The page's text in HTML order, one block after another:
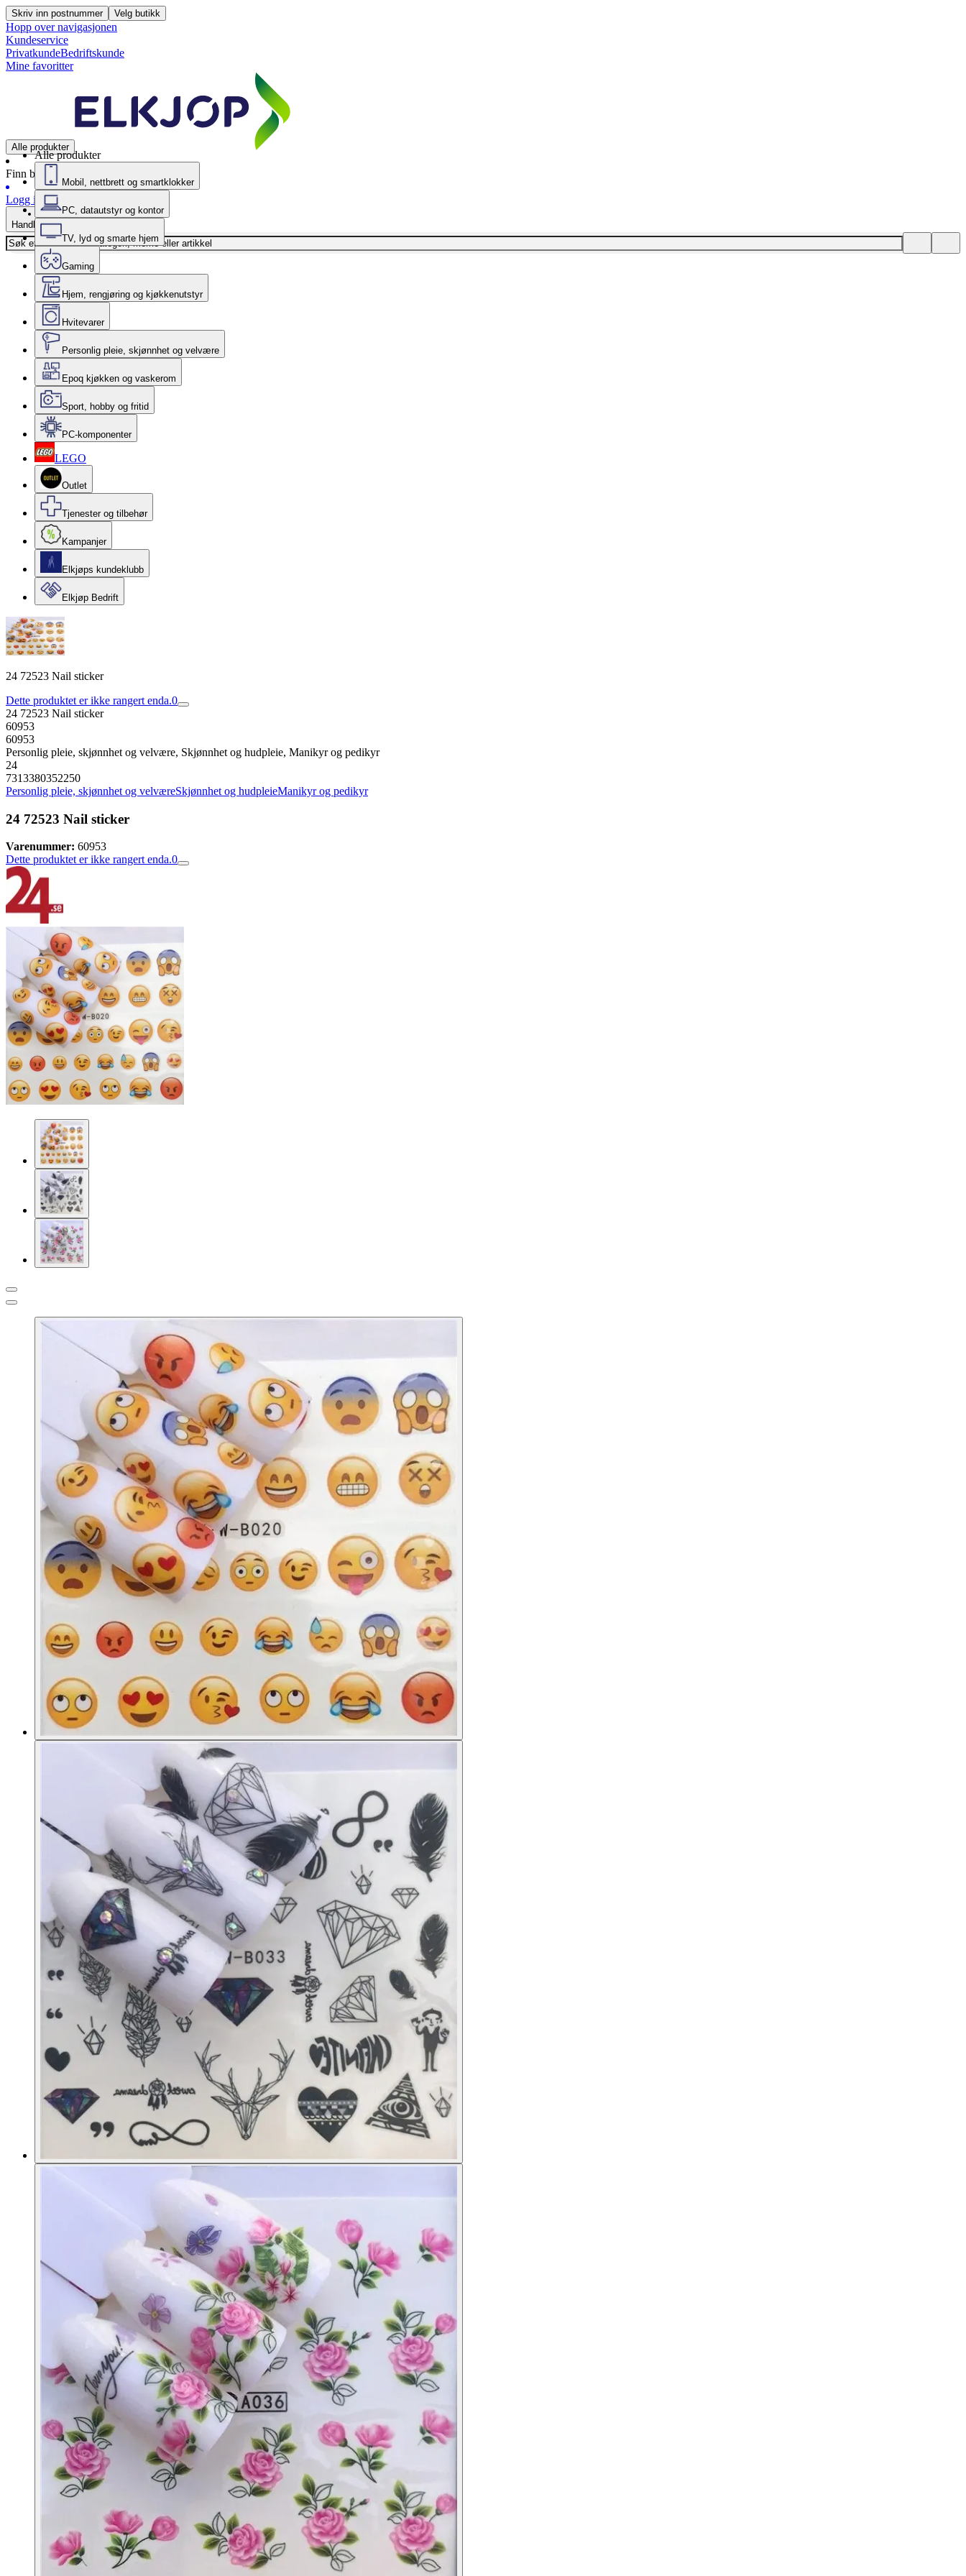
Skriv inn postnummer Velg butikk
Hopp over navigasjonen
Kundeservice
PrivatkundeBedriftskunde
Mine favoritter
Alle produkter
Finn butikk
Logg inn
Handlekurv
Alle produkter
Mobil, nettbrett og smartklokker
PC, datautstyr og kontor
TV, lyd og smarte hjem
Gaming
Hjem, rengjøring og kjøkkenutstyr
Hvitevarer
Personlig pleie, skjønnhet og velvære
Epoq kjøkken og vaskerom
Sport, hobby og fritid
PC-komponenter
LEGO
Outlet
Tjenester og tilbehør
Kampanjer
Elkjøps kundeklubb
Elkjøp Bedrift
24 72523 Nail sticker
Dette produktet er ikke rangert enda.0
24 72523 Nail sticker
60953
60953
Personlig pleie, skjønnhet og velvære, Skjønnhet og hudpleie, Manikyr og pedikyr
24
7313380352250
Personlig pleie, skjønnhet og velværeSkjønnhet og hudpleieManikyr og pedikyr
24 72523 Nail sticker
Varenummer: 60953
Dette produktet er ikke rangert enda.0